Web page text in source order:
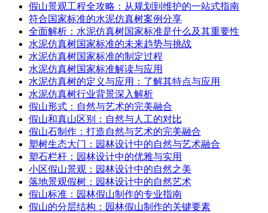
假山景观工程全攻略：从规划到维护的一站式指南
符合国家标准的水泥仿真树案例分享
全面解析：水泥仿真树国家标准是什么及其重要性
水泥仿真树国家标准的未来趋势与挑战
水泥仿真树国家标准的制定过程
水泥仿真树国家标准解读与应用
水泥仿真树的定义与应用：了解其特点与应用
水泥仿真树行业背景深入解析
假山形式：自然与艺术的完美融合
假山和真山区别：自然与人工的对比
假山石制作：打造自然与艺术的完美融合
塑树生态大门：园林设计中的自然与艺术融合
塑石栏杆：园林设计中的优雅与实用
小区假山景观：园林设计中的自然之美
落地景观假树：园林设计中的自然艺术
假山标准：园林假山制作的专业指南
假山的分层结构：园林假山制作的关键要素